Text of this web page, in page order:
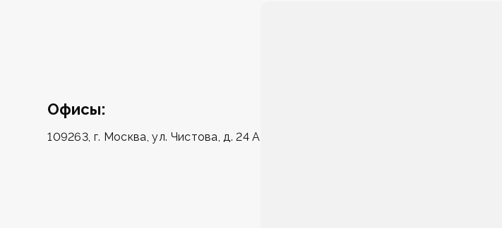
Офисы:
109263, г. Москва, ул. Чистова, д. 24 А